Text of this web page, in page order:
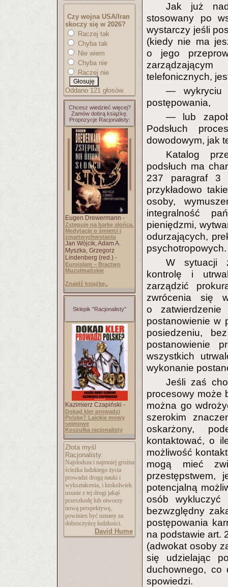
Czy wojna USA/Iran
skoczy się w 2026?
Raczej tak
Chyba tak
Nie wiem
Chyba nie
Raczej nie
Oddano 121 głosów.
Chcesz wiedzieć więcej?
Zamów dobrą książkę.
Propozycje Racjonalisty:
Eugen Drewermann -
Zstępuję na barkę słońca.
Medytacje o śmierci i
zmartwychwstaniu
Jan Wójcik, Adam A.
Myszka, Grzegorz
Lindenberg (red.) -
Euroislam – Bractwo
Muzułmańskie
Znajdź książkę..
Sklepik "Racjonalisty"
Kazimierz Czapiński -
Dokąd kler prowadzi
Polskę? Laickie mowy
sejmowe
Koszulka racjonalisty
Złota myśl
Racjonalisty:
Najsłodsza i najmniej groźna
ścieżka ludzkiego życia
prowadzi drogą nauki i
wykształcenia, i ktokolwiek
usunie z tej drogi jakąś
przeszkodę lub otworzy
nową perspektywę,
powinien być uznany za
dobroczyńcę ludzkości.
David Hume
Jak już
stosowany po
wystarczy jeśli
(kiedy nie ma
o jego
telefonicznych,
— wykryciu
postępowania,
— lub
Podsłuch
dowodowym, jak
Katalog
podsłuch ma
237 paragraf 3
przykładowo
osoby,
integralność
pieniędzmi,
odurzających,
psychotropowych.
W sytuacji
kontrolę i
zarządzić
zwrócenia się
o
postanowienie w
posiedzeniu,
postanowienie
wszystkich
wykonanie
Jeśli zaś
procesowy może
można go
szerokim
oskarżony,
kontaktować, o
możliwość
mogą mieć
przestępstwem,
potencjalną
osób
bezwzględny
postępowania
na podstawie art.
(adwokat osoby
się udzielając
duchownego, co
spowiedzi.